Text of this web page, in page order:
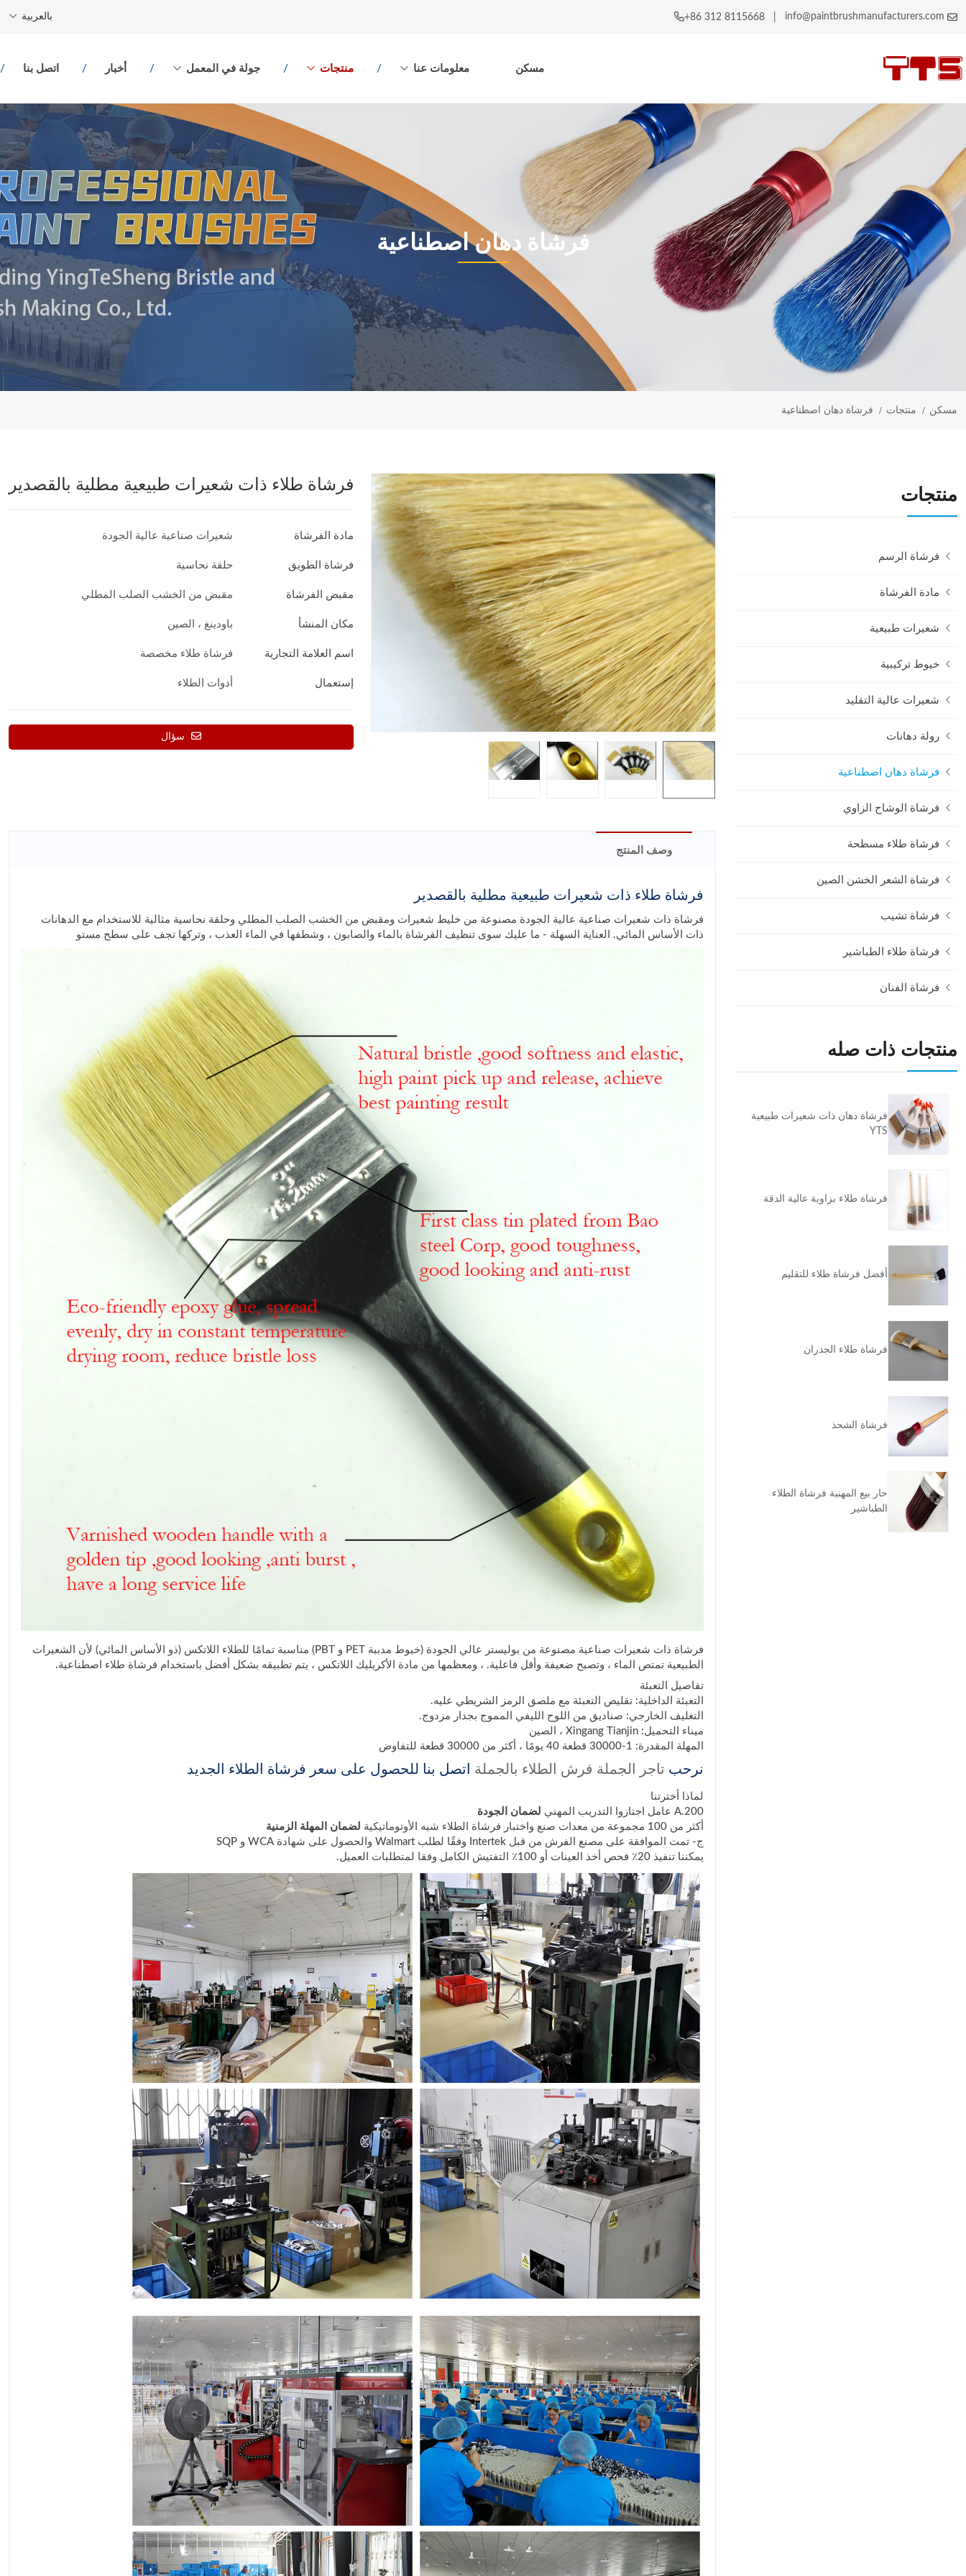
info@paintbrushmanufacturers.com
+86 312 8115668 بالعربية
مسكن معلومات عنا منتجات جولة في المعمل أخبار اتصل بنا
فرشاة دهان اصطناعية
مسكن منتجات فرشاة دهان اصطناعية
فرشاة طلاء ذات شعيرات طبيعية مطلية بالقصدير
مادة الفرشاة شعيرات صناعية عالية الجودة
فرشاة الطويق حلقة نحاسية
مقبض الفرشاة مقبض من الخشب الصلب المطلي
مكان المنشأ باودينغ ، الصين
اسم العلامة التجارية فرشاة طلاء مخصصة
إستعمال أدوات الطلاء
سؤال
وصف المنتج
فرشاة طلاء ذات شعيرات طبيعية مطلية بالقصدير
فرشاة ذات شعيرات صناعية عالية الجودة مصنوعة من خليط شعيرات ومقبض من الخشب الصلب المطلي وحلقة نحاسية مثالية للاستخدام مع الدهانات
ذات الأساس المائي. العناية السهلة - ما عليك سوى تنظيف الفرشاة بالماء والصابون ، وشطفها في الماء العذب ، وتركها تجف على سطح مستو
فرشاة ذات شعيرات صناعية مصنوعة من بوليستر عالي الجودة (خيوط مدببة PET و PBT) مناسبة تمامًا للطلاء اللاتكس (ذو الأساس المائي) لأن الشعيرات
الطبيعية تمتص الماء ، وتصبح ضعيفة وأقل فاعلية. ، ومعظمها من مادة الأكريليك اللاتكس ، يتم تطبيقه بشكل أفضل باستخدام فرشاة طلاء اصطناعية.
تفاصيل التعبئة
التعبئة الداخلية: تقليص التعبئة مع ملصق الرمز الشريطي عليه.
التغليف الخارجي: صناديق من اللوح الليفي المموج بجدار مزدوج.
ميناء التحميل: Xingang Tianjin ، الصين
المهلة المقدرة: 1-30000 قطعة 40 يومًا ، أكثر من 30000 قطعة للتفاوض
نرحب تاجر الجملة فرش الطلاء بالجملة اتصل بنا للحصول على سعر فرشاة الطلاء الجديد
لماذا أخترتنا
A.200 عامل اجتازوا التدريب المهني
لضمان الجودة
أكثر من 100 مجموعة من معدات صنع واختبار فرشاة الطلاء شبه الأوتوماتيكية
لضمان المهلة الزمنية
ج- تمت الموافقة على مصنع الفرش من قبل Intertek وفقًا لطلب Walmart والحصول على شهادة WCA و SQP
يمكننا تنفيذ 20٪ فحص أخذ العينات أو 100٪ التفتيش الكامل وفقا لمتطلبات العميل.
منتجات
فرشاة الرسم
مادة الفرشاة
شعيرات طبيعية
خيوط تركيبية
شعيرات عالية التقليد
رولة دهانات
فرشاة دهان اصطناعية
فرشاة الوشاح الزاوي
فرشاة طلاء مسطحة
فرشاة الشعر الخشن الصين
فرشاة تشيب
فرشاة طلاء الطباشير
فرشاة الفنان
منتجات ذات صله
فرشاة دهان ذات شعيرات طبيعية
YTS
فرشاة طلاء بزاوية عالية الدقة
أفضل فرشاة طلاء للتقليم
فرشاة طلاء الجدران
فرشاة الشحذ
حار بيع المهنية فرشاة الطلاء
الطباشير